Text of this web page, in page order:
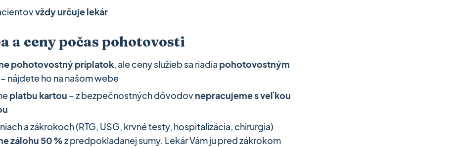
vždy určuje lekár
a ceny počas pohotovosti
pohotovostný príplatok, ale ceny služieb sa riadia pohotovostným
– nájdete ho na našom webe
platbu kartou – z bezpečnostných dôvodovnepracujeme s veľkou
a zákrokoch (RTG, USG, krvné testy, hospitalizácia, chirurgia)
zálohu 50 %z predpokladanej sumy. Lekár Vám ju pred zákrokom